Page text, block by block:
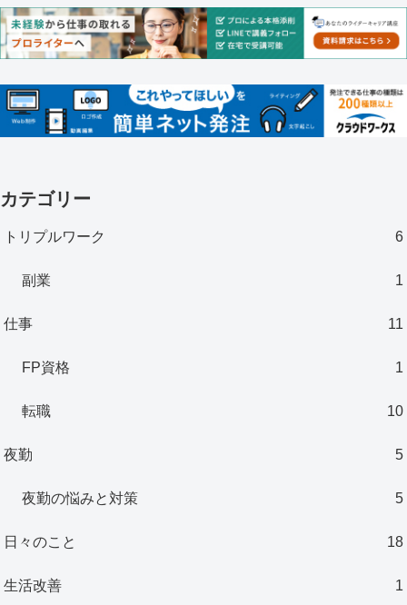
カテゴリー
トリプルワーク 6
副業 1
仕事 11
FP資格 1
転職 10
夜勤 5
夜勤の悩みと対策 5
日々のこと 18
生活改善 1